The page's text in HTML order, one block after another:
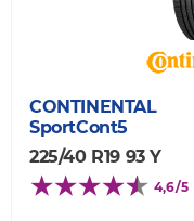
CONTINENTAL
SportCont5
225/40 R19 93 Y
4,6/5